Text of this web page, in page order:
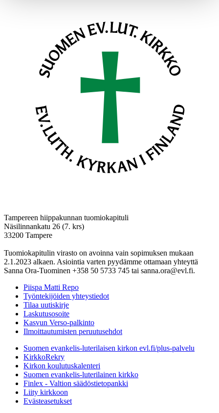
Tampereen hiippakunnan tuomiokapituli
Näsilinnankatu 26 (7. krs)
33200 Tampere
Tuomiokapitulin virasto on avoinna vain sopimuksen mukaan
2.1.2023 alkaen. Asiointia varten pyydämme ottamaan yhteyttä
Sanna Ora-Tuominen +358 50 5733 745 tai sanna.ora@evl.fi.
Piispa Matti Repo
Työntekijöiden yhteystiedot
Tilaa uutiskirje
Laskutusosoite
Kasvun Verso-palkinto
Ilmoittautumisten peruutusehdot
Suomen evankelis-luterilaisen kirkon evl.fi/plus-palvelu
KirkkoRekry
Kirkon koulutuskalenteri
Suomen evankelis-luterilainen kirkko
Finlex - Valtion säädöstietopankki
Liity kirkkoon
Evästeasetukset